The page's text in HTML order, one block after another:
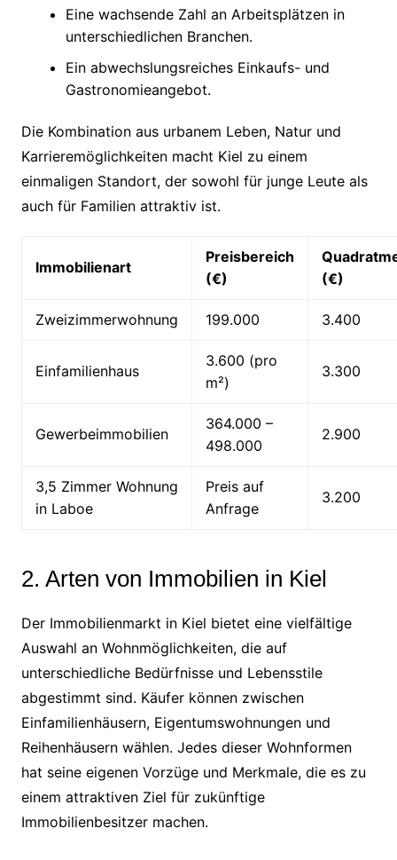
Eine wachsende Zahl an Arbeitsplätzen in
unterschiedlichen Branchen.
Ein abwechslungsreiches Einkaufs- und
Gastronomieangebot.
Die Kombination aus urbanem Leben, Natur und
Karrieremöglichkeiten macht Kiel zu einem
einmaligen Standort, der sowohl für junge Leute als
auch für Familien attraktiv ist.
Immobilienart
Preisbereich
(€)
(€)
Zweizimmerwohnung 199.000 3.400
Einfamilienhaus
3.600 (pro
m²)
3.300
Gewerbeimmobilien
364.000 –
498.000
2.900
3,5 Zimmer Wohnung
in Laboe
Preis auf
Anfrage
3.200
2. Arten von Immobilien in Kiel
Der Immobilienmarkt in Kiel bietet eine vielfältige
Auswahl an Wohnmöglichkeiten, die auf
unterschiedliche Bedürfnisse und Lebensstile
abgestimmt sind. Käufer können zwischen
Einfamilienhäusern, Eigentumswohnungen und
Reihenhäusern wählen. Jedes dieser Wohnformen
hat seine eigenen Vorzüge und Merkmale, die es zu
einem attraktiven Ziel für zukünftige
Immobilienbesitzer machen.